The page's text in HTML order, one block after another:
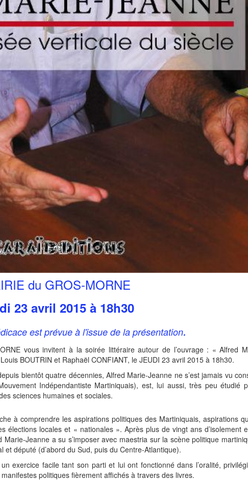
du GROS-MORNE
23 avril 2015 à 18h30
est prévue à l'issue de la présentation.
vous invitent à la soirée littéraire autour de l’ouvrage : « Alfred
BOUTRIN et Raphaël CONFIANT, le JEUDI 23 avril 2015 à 18h30.
bientôt quatre décennies, Alfred Marie-Jeanne ne s’est jamais vu
Indépendantiste Martiniquais), est, lui aussi, très peu étudié
sciences humaines et sociales.
à comprendre les aspirations politiques des Martiniquais, aspirations
élections locales et « nationales ». Après plus de vingt ans d’isolement
Jeanne a su s’imposer avec maestria sur la scène politique
député (d’abord du Sud, puis du Centre-Atlantique).
exercice facile tant son parti et lui ont fonctionné dans l’oralité,
politiques fièrement affichés à travers des livres.